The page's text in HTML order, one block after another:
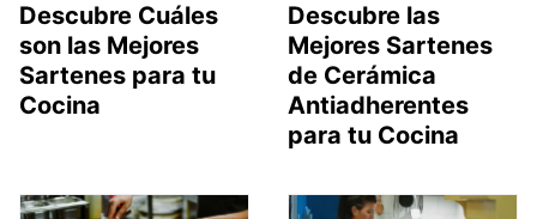
Descubre Cuáles
son las Mejores
Sartenes para tu
Cocina
Descubre las
Mejores Sartenes
de Cerámica
Antiadherentes
para tu Cocina